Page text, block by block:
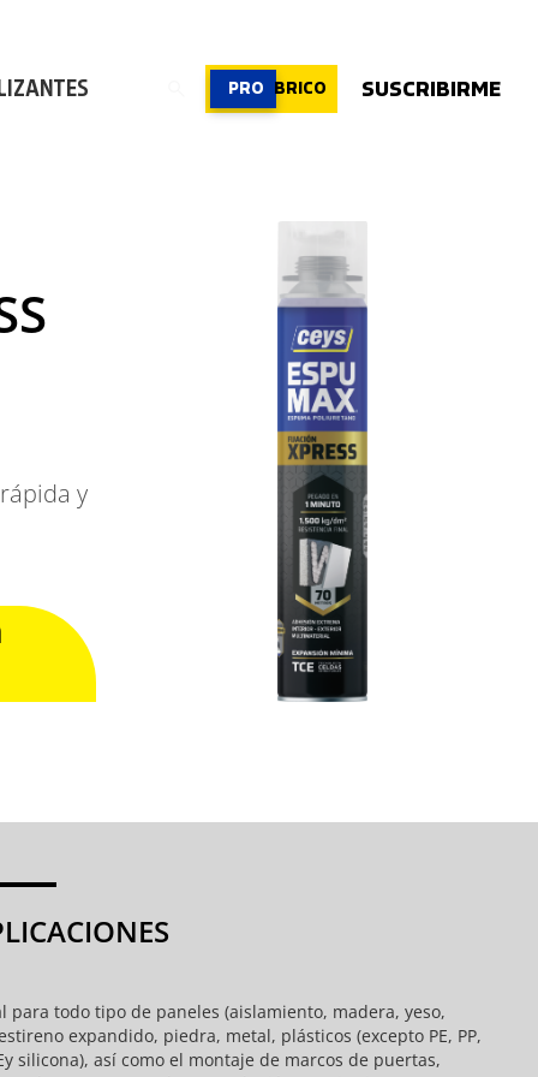
PRO BRICO SUSCRIBIRME
y
para todo tipo de paneles (aislamiento, madera, yeso,
expandido, piedra, metal, plásticos (excepto PE, PP,
silicona), así como el montaje de marcos de puertas,